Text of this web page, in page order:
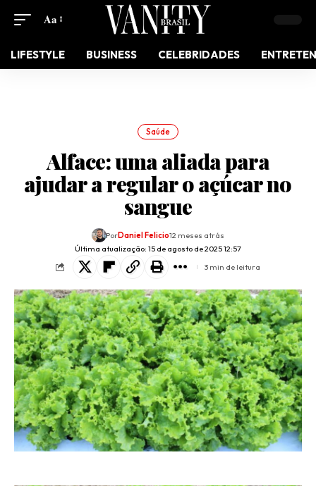
Aa
LIFESTYLE BUSINESS CELEBRIDADES
Saúde
Alface: uma aliada para
ajudar a regular o açúcar no
sangue
Última atualização: 15 de agosto de 2025 12:57
PorDaniel Felicio12 meses atrás
3 min de leitura